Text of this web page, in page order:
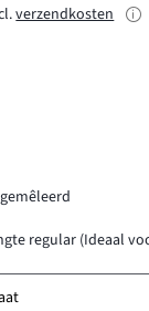
verzendkosten
regular (Ideaal